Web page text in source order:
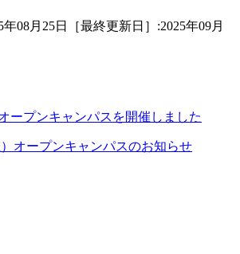
年08月25日［最終更新日］:2025年09月
ープンキャンパスを開催しました
オープンキャンパスのお知らせ